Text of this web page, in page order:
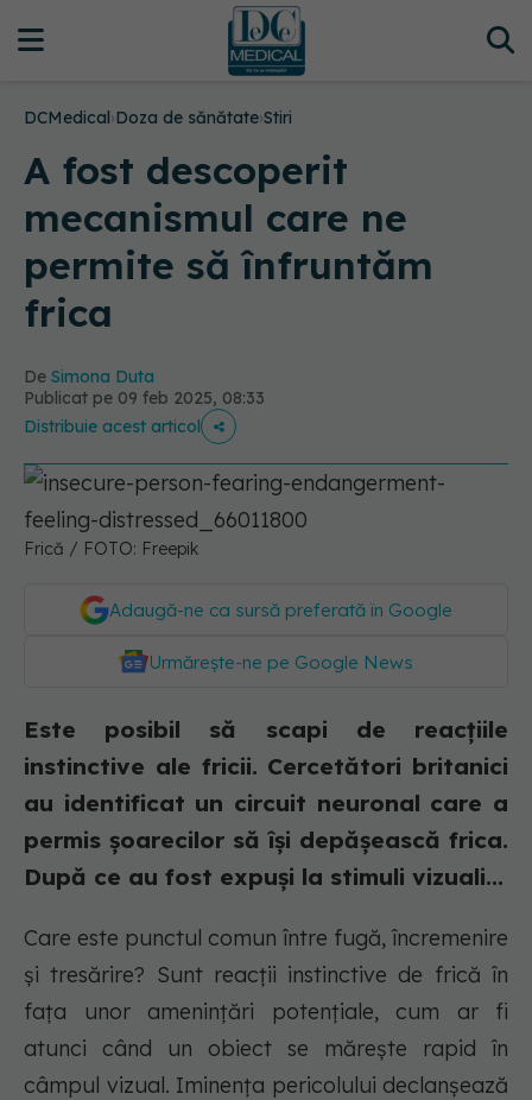
DCMedical›Doza de sănătate›Stiri
A fost descoperit
mecanismul care ne
permite să înfruntăm
frica
De Simona Duta
Publicat pe 09 feb 2025, 08:33
Distribuie acest articol
Frică / FOTO: Freepik
Adaugă-ne ca sursă preferată în Google
Urmărește-ne pe Google News
Este posibil să scapi de reacțiile
instinctive ale fricii. Cercetători britanici
au identificat un circuit neuronal care a
permis șoarecilor să își depășească frica.
După ce au fost expuși la stimuli vizuali...
Care este punctul comun între fugă, încremenire
și tresărire? Sunt reacții instinctive de frică în
fața unor amenințări potențiale, cum ar fi
atunci când un obiect se mărește rapid în
câmpul vizual. Iminența pericolului declanșează